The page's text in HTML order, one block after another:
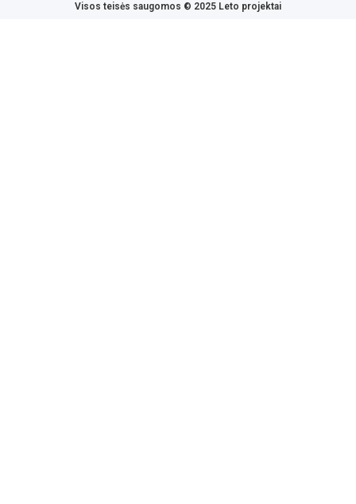
Visos teisės saugomos © 2025 Leto projektai